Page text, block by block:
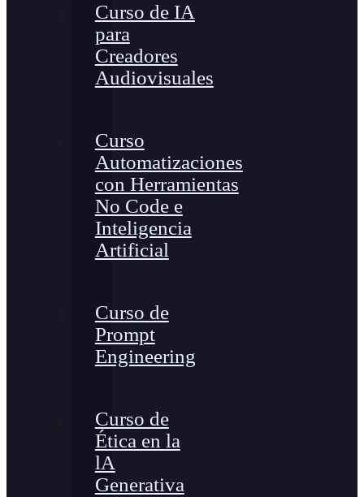
Curso de IA
para
Creadores
Audiovisuales
Curso
Automatizaciones
con Herramientas
No Code e
Inteligencia
Artificial
Curso de
Prompt
Engineering
Curso de
Ética en la
lA
Generativa